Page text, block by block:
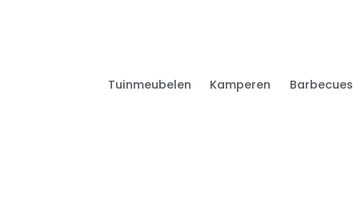
Tuinmeubelen Kamperen Barbecues